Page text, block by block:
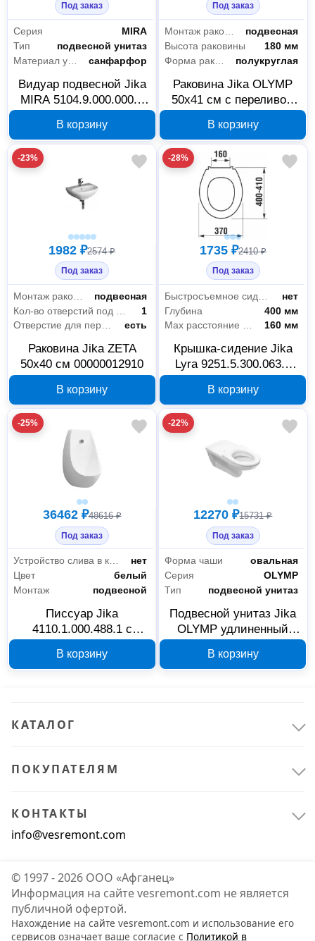
Сантехника 14
8
Под заказ
Серия
MIRA
Тип
подвесной унитаз
санфарфор
Видуар подвесной Jika
MIRA 5104.9.000.000.1
В корзину
Под заказ
Монтаж раковины
подвесная
Высота раковины
180 мм
Форма раковины
полукруглая
Раковина Jika OLYMP
50х41 см с переливом
В корзину
-23%
1982 ₽2574 ₽
Под заказ
подвесная
1
Отверстие для перелива
есть
Раковина Jika ZETA
50х40 см 00000012910
В корзину
-28%
1735 ₽2410 ₽
Под заказ
нет
Глубина
400 мм
Max расстояние между креплениями
160 мм
Крышка-сидение Jika
Lyra 9251.5.300.063.1
В корзину
-25%
36462 ₽48616 ₽
Под заказ
Устройство слива в комплекте
нет
Цвет
белый
Монтаж
подвесной
Писсуар Jika
4110.1.000.488.1 с
управлением,
В корзину
-22%
12270 ₽15731 ₽
Под заказ
Форма чаши
овальная
Серия
OLYMP
Тип
подвесной унитаз
Подвесной унитаз Jika
OLYMP удлиненный
В корзину
КАТАЛОГ
ПОКУПАТЕЛЯМ
КОНТАКТЫ
info@vesremont.com
© 1997 - 2026 ООО «Афганец»
Информация на сайте vesremont.com не является
публичной офертой.
Нахождение на сайте vesremont.com и использование его
сервисов означает ваше согласие с Политикой в